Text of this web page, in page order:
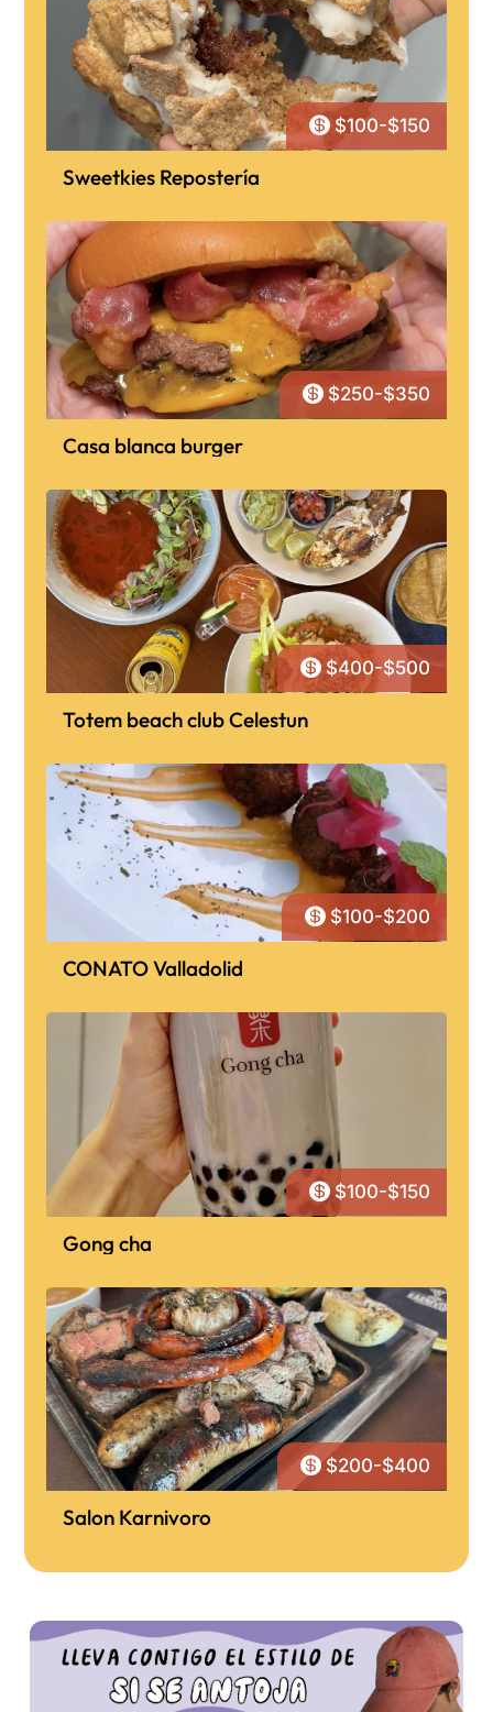
 $100-$150
Sweetkies Repostería
 $250-$350
Casa blanca burger
 $400-$500
Totem beach club Celestun
 $100-$200
CONATO Valladolid
 $100-$150
Gong cha
 $200-$400
Salon Karnivoro